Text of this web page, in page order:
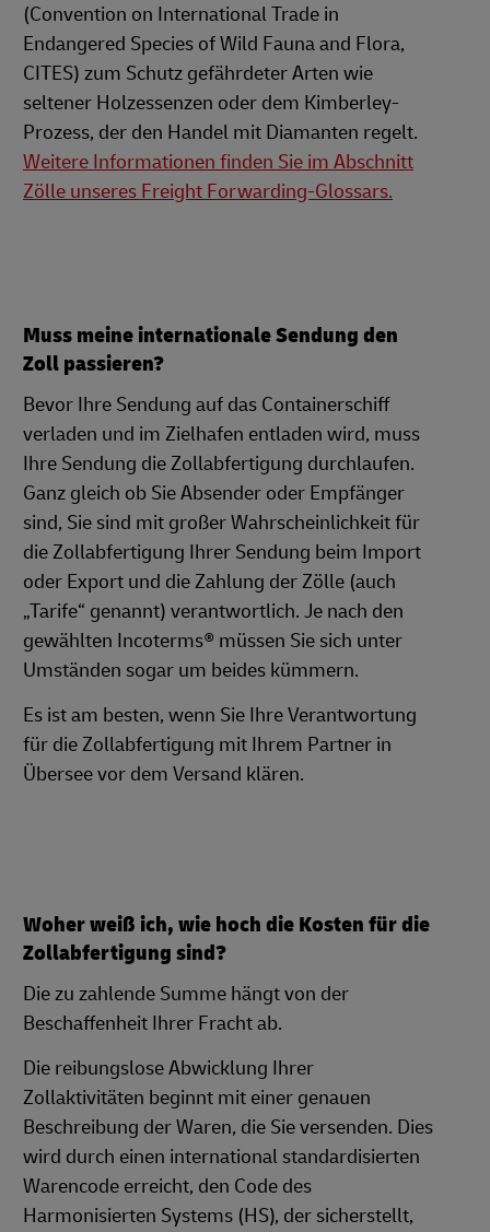
(Convention on International Trade in
Endangered Species of Wild Fauna and Flora,
CITES) zum Schutz gefährdeter Arten wie
seltener Holzessenzen oder dem Kimberley-
Prozess, der den Handel mit Diamanten regelt.
Weitere Informationen finden Sie im Abschnitt
Zölle unseres Freight Forwarding-Glossars.
Muss meine internationale Sendung den
Zoll passieren?
Bevor Ihre Sendung auf das Containerschiff
verladen und im Zielhafen entladen wird, muss
Ihre Sendung die Zollabfertigung durchlaufen.
Ganz gleich ob Sie Absender oder Empfänger
sind, Sie sind mit großer Wahrscheinlichkeit für
die Zollabfertigung Ihrer Sendung beim Import
oder Export und die Zahlung der Zölle (auch
„Tarife“ genannt) verantwortlich. Je nach den
gewählten Incoterms® müssen Sie sich unter
Umständen sogar um beides kümmern.
Es ist am besten, wenn Sie Ihre Verantwortung
für die Zollabfertigung mit Ihrem Partner in
Übersee vor dem Versand klären.
Woher weiß ich, wie hoch die Kosten für die
Zollabfertigung sind?
Die zu zahlende Summe hängt von der
Beschaffenheit Ihrer Fracht ab.
Die reibungslose Abwicklung Ihrer
Zollaktivitäten beginnt mit einer genauen
Beschreibung der Waren, die Sie versenden. Dies
wird durch einen international standardisierten
Warencode erreicht, den Code des
Harmonisierten Systems (HS), der sicherstellt,